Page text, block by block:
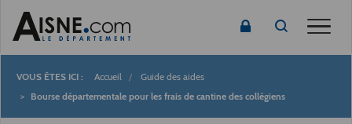
Fil
Accueil
Guide des aides
Bourse départementale pour les frais de cantine des collégiens